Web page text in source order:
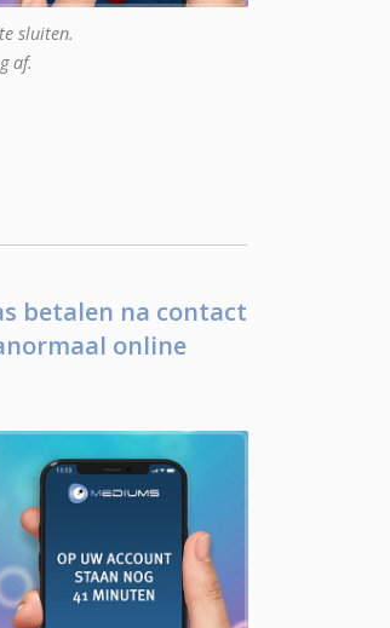
sluiten.
af.
betalen na contact
online